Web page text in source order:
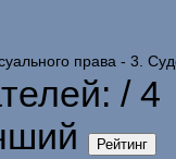
права - 3.
/ 4